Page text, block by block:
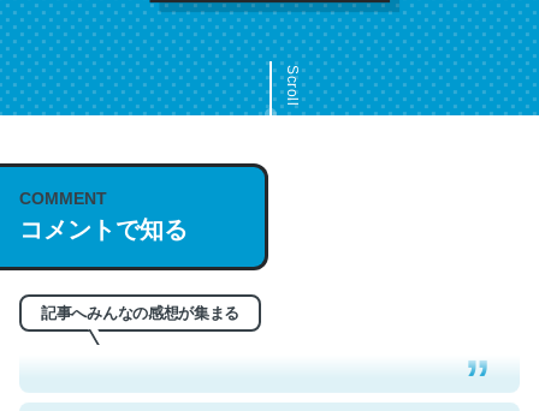
Scroll
COMMENT
コメントで知る
記事へみんなの感想が集まる
これは名文。彼はとてもクレバーなんだろうなと凄く思
う。英語少しでも読める人は原文もお勧め。自分はこの流
─今のこの状況が信じられるかい？ by ラーズ・ヌートバー